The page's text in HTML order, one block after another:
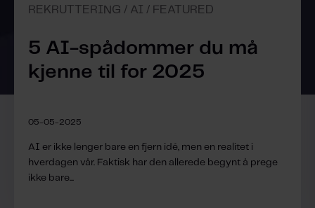
REKRUTTERING / AI / FEATURED
5 AI-spådommer du må
kjenne til for 2025
05-05-2025
AI er ikke lenger bare en fjern idé, men en realitet i
hverdagen vår. Faktisk har den allerede begynt å prege
ikke bare...